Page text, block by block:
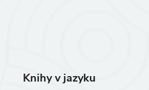
Knihy v jazyku